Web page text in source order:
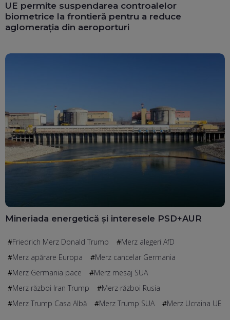
UE permite suspendarea controalelor
biometrice la frontieră pentru a reduce
aglomerația din aeroporturi
Mineriada energetică și interesele PSD+AUR
Friedrich Merz Donald Trump
Merz alegeri AfD
Merz apărare Europa
Merz cancelar Germania
Merz Germania pace
Merz mesaj SUA
Merz război Iran Trump
Merz război Rusia
Merz Trump Casa Albă
Merz Trump SUA Merz Ucraina UE